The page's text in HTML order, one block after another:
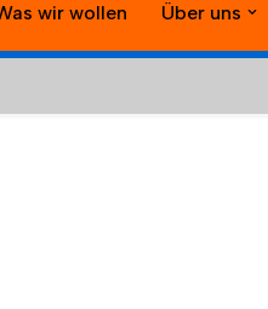
wir wollen Über uns